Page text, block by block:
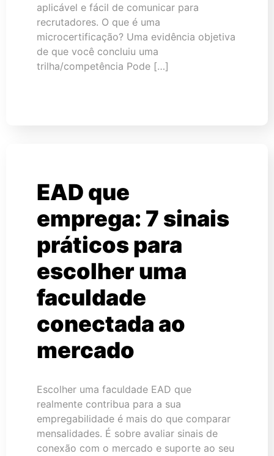
aplicável e fácil de comunicar para
recrutadores. O que é uma
microcertificação? Uma evidência objetiva
de que você concluiu uma
trilha/competência Pode […]
EAD que
emprega: 7 sinais
práticos para
escolher uma
faculdade
conectada ao
mercado
Escolher uma faculdade EAD que
realmente contribua para a sua
empregabilidade é mais do que comparar
mensalidades. É sobre avaliar sinais de
conexão com o mercado e suporte ao seu